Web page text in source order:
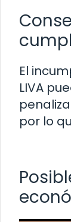
El
LIVA
por lo